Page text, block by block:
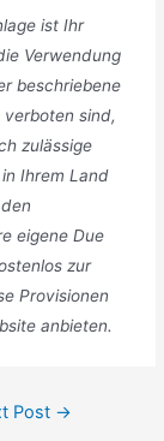
ist Ihr
Verwendung
beschriebene
sind,
zulässige
Ihrem Land
eigene Due
zur
Provisionen
anbieten.
Post →